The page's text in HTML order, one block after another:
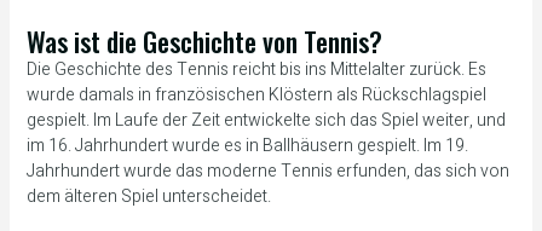
Was ist die Geschichte von Tennis?
Die Geschichte des Tennis reicht bis ins Mittelalter zurück. Es
wurde damals in französischen Klöstern als Rückschlagspiel
gespielt. Im Laufe der Zeit entwickelte sich das Spiel weiter, und
im 16. Jahrhundert wurde es in Ballhäusern gespielt. Im 19.
Jahrhundert wurde das moderne Tennis erfunden, das sich von
dem älteren Spiel unterscheidet.